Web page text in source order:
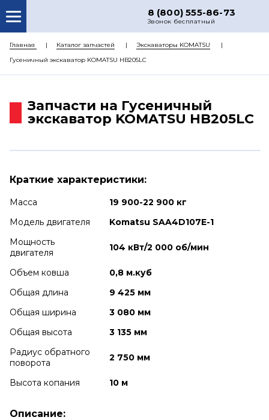
8 (800) 555-86-73
Звонок бесплатный
О НАС
КАТАЛОГ ЗАПЧАСТЕЙ
ДОСТАВКА
Главная Каталог запчастей
Экскаваторы KOMATSU
Гусеничный экскаватор KOMATSU HB205LC
Запчасти на Гусеничный
экскаватор KOMATSU HB205LC
Краткие характеристики:
Масса
19 900-22 900 кг
Модель двигателя
Komatsu SAA4D107E-1
Мощность
двигателя
104 кВт/2 000 об/мин
Объем ковша
0,8 м.куб
Общая длина
9 425 мм
Общая ширина
3 080 мм
Общая высота
3 135 мм
Радиус обратного
поворота
2 750 мм
Высота копания 10 м
Описание: